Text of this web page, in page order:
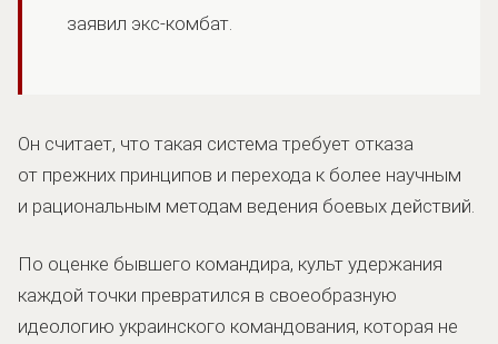
заявил экс-комбат.
Он считает, что такая система требует отказа
от прежних принципов и перехода к более научным
и рациональным методам ведения боевых действий.
По оценке бывшего командира, культ удержания
каждой точки превратился в своеобразную
идеологию украинского командования, которая не